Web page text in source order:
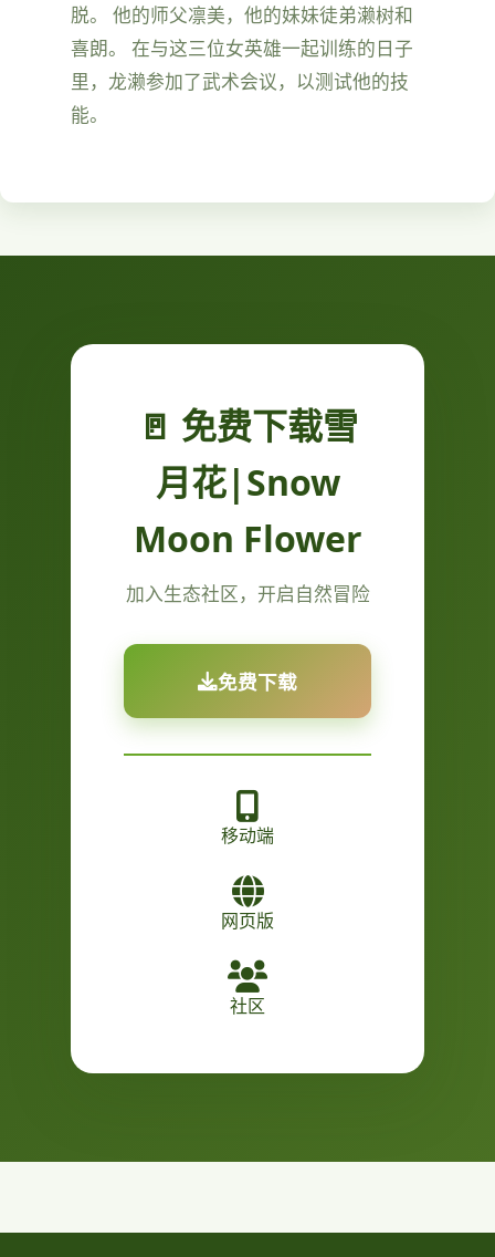
脱。 他的师父凛美，他的妹妹徒弟濑树和
喜朗。 在与这三位女英雄一起训练的日子
里，龙濑参加了武术会议，以测试他的技
能。
🚪 免费下载雪
月花|Snow
Moon Flower
加入生态社区，开启自然冒险
免费下载
移动端
网页版
社区